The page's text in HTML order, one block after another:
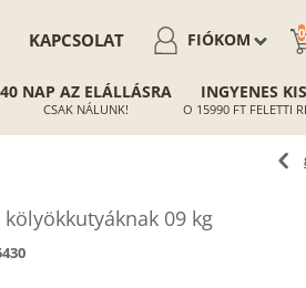
0
FIÓKOM
KAPCSOLAT
40 NAP AZ ELÁLLÁSRA
CSAK NÁLUNK!
INGYENES
O 15990 FT FELETTI
09 kg